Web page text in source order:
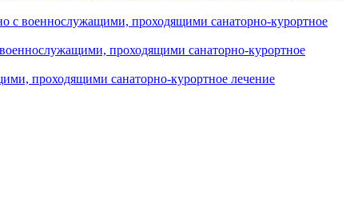
с военнослужащими, проходящими санаторно-курортное
проходящими санаторно-курортное
проходящими санаторно-курортное лечение